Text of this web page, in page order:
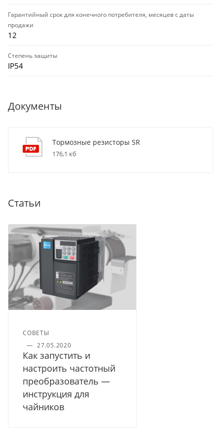
Гарантийный срок для конечного потребителя, месяцев с даты
продажи
12
Степень защиты
IP54
Документы
Тормозные резисторы SR
176,1 кб
Статьи
СОВЕТЫ
— 27.05.2020
Как запустить и
настроить частотный
преобразователь —
инструкция для
чайников